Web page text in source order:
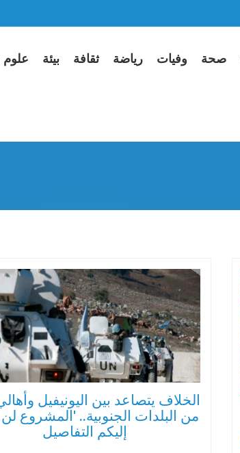
صحة وفيات رياضة ثقافة بيئة علوم
الخلاف يتصاعد بين اليونيفيل
من البلدات الجنوبية.. 'المشروع
إليكم التفاصيل